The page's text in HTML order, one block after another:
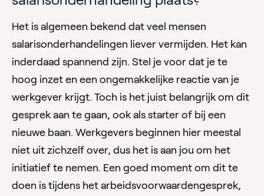
Het is algemeen bekend dat veel mensen
salarisonderhandelingen liever vermijden. Het kan
inderdaad spannend zijn. Stel je voor dat je te
hoog inzet en een ongemakkelijke reactie van je
werkgever krijgt. Toch is het juist belangrijk om dit
gesprek aan te gaan, ook als starter of bij een
nieuwe baan. Werkgevers beginnen hier meestal
niet uit zichzelf over, dus het is aan jou om het
initiatief te nemen. Een goed moment om dit te
doen is tijdens het arbeidsvoorwaardengesprek,